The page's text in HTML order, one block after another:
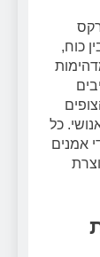
כוח,
כל
אמנים